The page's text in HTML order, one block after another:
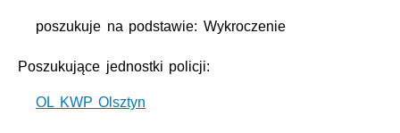
poszukuje na podstawie: Wykroczenie
Poszukujące jednostki policji:
OL KWP Olsztyn